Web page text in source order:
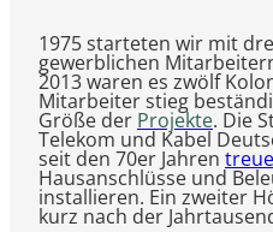
1975 starteten wir mit
gewerblichen
2013 waren es zwölf
Mitarbeiter stieg
Größe der Projekte. Die
Telekom und Kabel
seit den 70er Jahren
Hausanschlüsse und
installieren. Ein zweiter
kurz nach der